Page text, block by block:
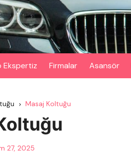
Ekspertiz Firmalar Asansör
Masaj Koltuğu
27, 2025